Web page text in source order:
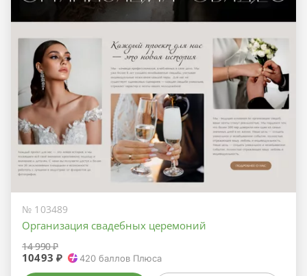
№ 103489
Организация свадебных церемоний
14 990 ₽
10493 ₽ 420 баллов Плюса